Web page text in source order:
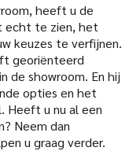
heeft u de
echt te zien, het
keuzes te verfijnen.
georiënteerd
de showroom. En hij
opties en het
Heeft u nu al een
Neem dan
u graag verder.